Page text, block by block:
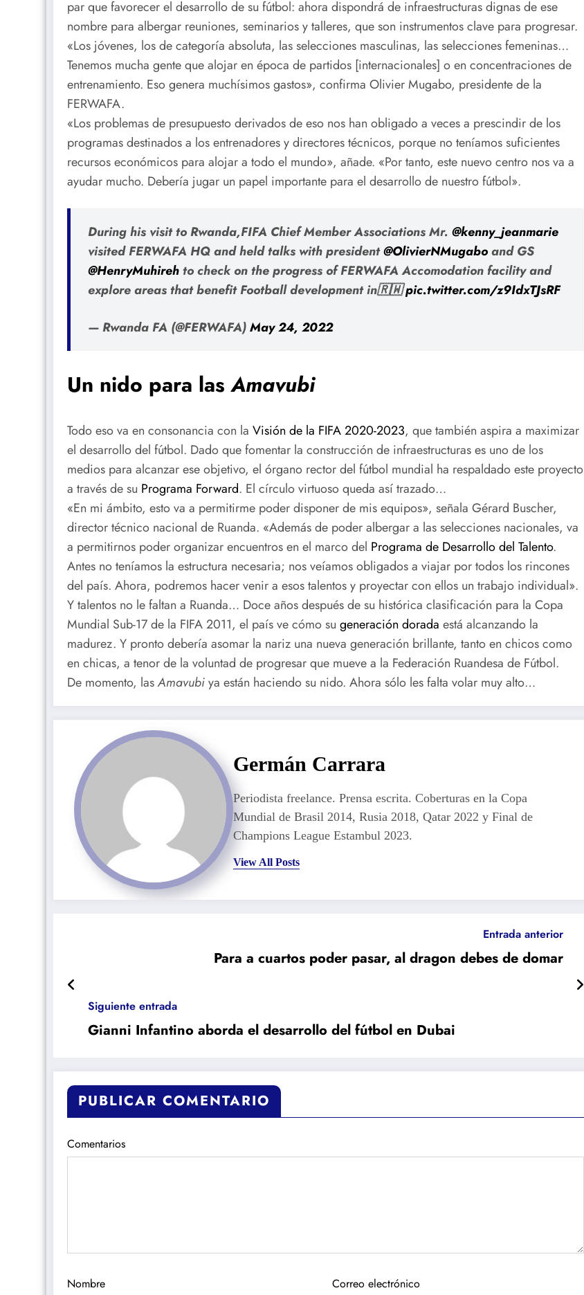
par que favorecer el desarrollo de su fútbol: ahora dispondrá de infraestructuras dignas de ese
nombre para albergar reuniones, seminarios y talleres, que son instrumentos clave para progresar.
«Los jóvenes, los de categoría absoluta, las selecciones masculinas, las selecciones femeninas…
Tenemos mucha gente que alojar en época de partidos [internacionales] o en concentraciones de
entrenamiento. Eso genera muchísimos gastos», confirma Olivier Mugabo, presidente de la
FERWAFA.
«Los problemas de presupuesto derivados de eso nos han obligado a veces a prescindir de los
programas destinados a los entrenadores y directores técnicos, porque no teníamos suficientes
recursos económicos para alojar a todo el mundo», añade. «Por tanto, este nuevo centro nos va a
ayudar mucho. Debería jugar un papel importante para el desarrollo de nuestro fútbol».
During his visit to Rwanda,FIFA Chief Member Associations Mr. @kenny_jeanmarie
visited FERWAFA HQ and held talks with president@OlivierNMugaboand GS
@HenryMuhirehto check on the progress of FERWAFA Accomodation facility and
explore areas that benefit Football development in🇷🇼pic.twitter.com/z9IdxTJsRF
— Rwanda FA (@FERWAFA)May 24, 2022
Un nido para lasAmavubi
Todo eso va en consonancia con la Visión de la FIFA 2020-2023, que también aspira a maximizar
el desarrollo del fútbol. Dado que fomentar la construcción de infraestructuras es uno de los
medios para alcanzar ese objetivo, el órgano rector del fútbol mundial ha respaldado este proyecto
a través de su Programa Forward. El círculo virtuoso queda así trazado…
«En mi ámbito, esto va a permitirme poder disponer de mis equipos», señala Gérard Buscher,
director técnico nacional de Ruanda. «Además de poder albergar a las selecciones nacionales, va
a permitirnos poder organizar encuentros en el marco del Programa de Desarrollo del Talento.
Antes no teníamos la estructura necesaria; nos veíamos obligados a viajar por todos los rincones
del país. Ahora, podremos hacer venir a esos talentos y proyectar con ellos un trabajo individual».
Y talentos no le faltan a Ruanda… Doce años después de su histórica clasificación para la Copa
Mundial Sub-17 de la FIFA 2011, el país ve cómo su generación dorada está alcanzando la
madurez. Y pronto debería asomar la nariz una nueva generación brillante, tanto en chicos como
en chicas, a tenor de la voluntad de progresar que mueve a la Federación Ruandesa de Fútbol.
De momento, lasAmavubiya están haciendo su nido. Ahora sólo les falta volar muy alto…
Germán Carrara
Periodista freelance. Prensa escrita. Coberturas en la Copa
Mundial de Brasil 2014, Rusia 2018, Qatar 2022 y Final de
Champions League Estambul 2023.
View All Posts
Entrada anterior
Para a cuartos poder pasar, al dragon debes de domar
Siguiente entrada
Gianni Infantino aborda el desarrollo del fútbol en Dubai
PUBLICAR COMENTARIO
Comentarios
Nombre Correo electrónico